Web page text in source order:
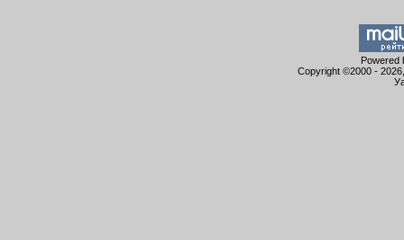
Powered
Copyright ©2000 -